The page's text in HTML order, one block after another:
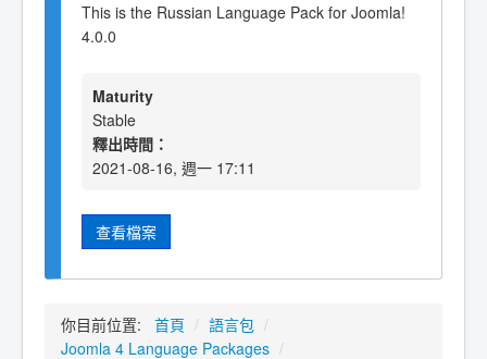
This is the Russian Language Pack for Joomla!
4.0.0
Maturity
Stable
釋出時間：
2021-08-16, 週一 17:11
查看檔案
你目前位置: 首頁 / 語言包 /
Joomla 4 Language Packages /